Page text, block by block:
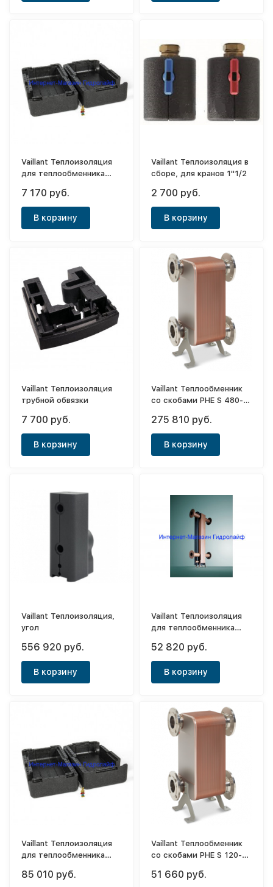
Vaillant Теплоизоляция
для теплообменника
7 170 руб.
В корзину
Vaillant Теплоизоляция в
сборе, для кранов 1"1/2
2 700 руб.
В корзину
Vaillant Теплоизоляция
трубной обвязки
7 700 руб.
В корзину
Vaillant Теплообменник
со скобами PHE S 480-
275 810 руб.
В корзину
Vaillant Теплоизоляция,
угол
556 920 руб.
В корзину
Vaillant Теплоизоляция
для теплообменника
52 820 руб.
В корзину
Vaillant Теплоизоляция
для теплообменника
85 010 руб.
Vaillant Теплообменник
со скобами PHE S 120-
51 660 руб.